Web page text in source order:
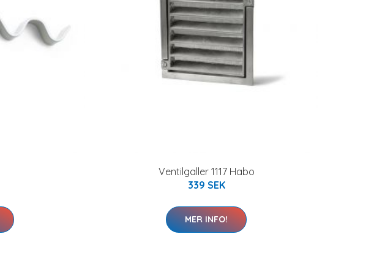
Ventilgaller 1117 Habo
339 SEK
MER INFO!